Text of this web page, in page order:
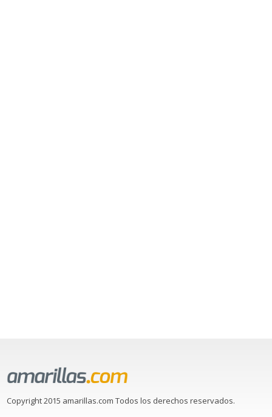
Copyright 2015 amarillas.com Todos los derechos reservados.